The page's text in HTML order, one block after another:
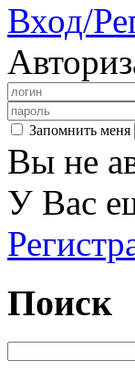
Вход/
Запомнить меня
Вы не
У Вас
Поиск